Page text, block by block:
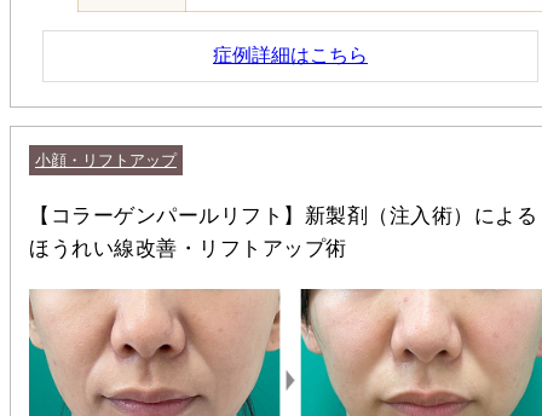
症例詳細はこちら
小顔・リフトアップ
【コラーゲンパールリフト】新製剤（注入術）による
ほうれい線改善・リフトアップ術